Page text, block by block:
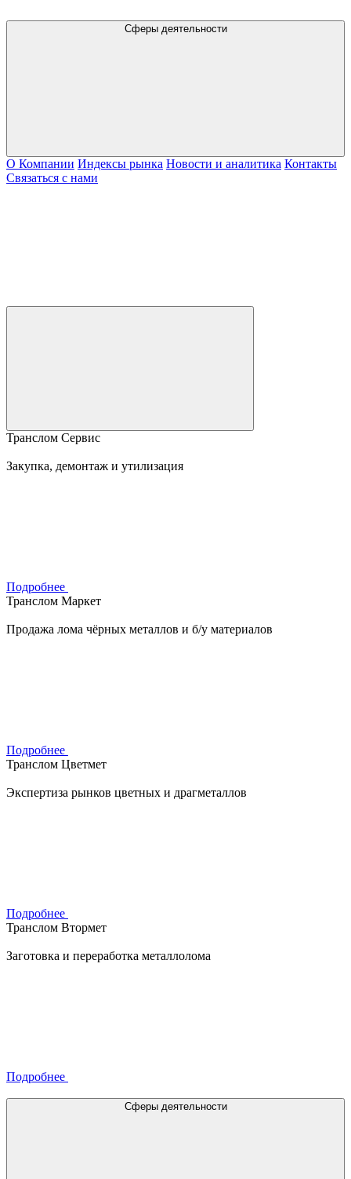
Сферы деятельности
О Компании Индексы рынка Новости и аналитика Контакты
Связаться с нами
Транслом Сервис
Закупка, демонтаж и утилизация
Подробнее
Транслом Маркет
Продажа лома чёрных металлов и б/у материалов
Подробнее
Транслом Цветмет
Экспертиза рынков цветных и драгметаллов
Подробнее
Транслом Втормет
Заготовка и переработка металлолома
Подробнее
Сферы деятельности